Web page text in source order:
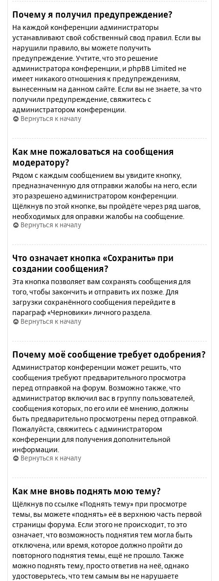
Почему я получил предупреждение?
На каждой конференции администраторы
устанавливают свой собственный свод правил. Если вы
нарушили правило, вы можете получить
предупреждение. Учтите, что это решение
администратора конференции, и phpBB Limited не
имеет никакого отношения к предупреждениям,
вынесенным на данном сайте. Если вы не знаете, за что
получили предупреждение, свяжитесь с
администратором конференции.
Вернуться к началу
Как мне пожаловаться на сообщения
модератору?
Рядом с каждым сообщением вы увидите кнопку,
предназначенную для отправки жалобы на него, если
это разрешено администратором конференции.
Щёлкнув по этой кнопке, вы пройдёте через ряд шагов,
необходимых для оправки жалобы на сообщение.
Вернуться к началу
Что означает кнопка «Сохранить» при
создании сообщения?
Эта кнопка позволяет вам сохранять сообщения для
того, чтобы закончить и отправить их позже. Для
загрузки сохранённого сообщения перейдите в
параграф «Черновики» личного раздела.
Вернуться к началу
Почему моё сообщение требует одобрения?
Администратор конференции может решить, что
сообщения требуют предварительного просмотра
перед отправкой на форум. Возможно также, что
администратор включил вас в группу пользователей,
сообщения которых, по его или её мнению, должны
быть предварительно просмотрены перед отправкой.
Пожалуйста, свяжитесь с администратором
конференции для получения дополнительной
информации.
Вернуться к началу
Как мне вновь поднять мою тему?
Щёлкнув по ссылке «Поднять тему» при просмотре
темы, вы можете «поднять» её в верхнюю часть первой
страницы форума. Если этого не происходит, то это
означает, что возможность поднятия тем могла быть
отключена, или время, которое должно пройти до
повторного поднятия темы, ещё не прошло. Также
можно поднять тему, просто ответив на неё, однако
удостоверьтесь, что тем самым вы не нарушаете